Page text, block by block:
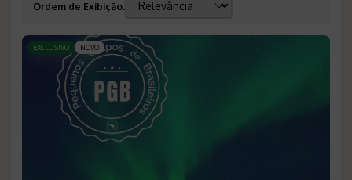
Ordem de Exibição:
EXCLUSIVO NOVO